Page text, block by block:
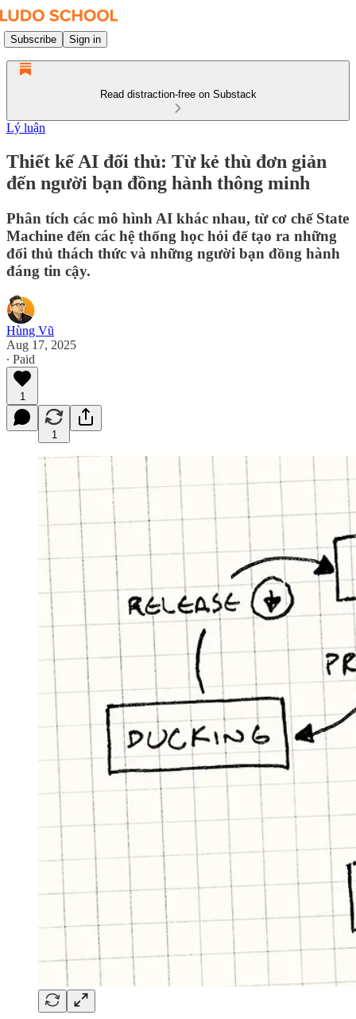
Subscribe Sign in
Read distraction-free on Substack
Lý luận
Thiết kế AI đối thủ: Từ kẻ thù đơn giản
đến người bạn đồng hành thông minh
Phân tích các mô hình AI khác nhau, từ cơ chế State
Machine đến các hệ thống học hỏi để tạo ra những
đối thủ thách thức và những người bạn đồng hành
đáng tin cậy.
Hùng Vũ
Aug 17, 2025
∙ Paid
1
1